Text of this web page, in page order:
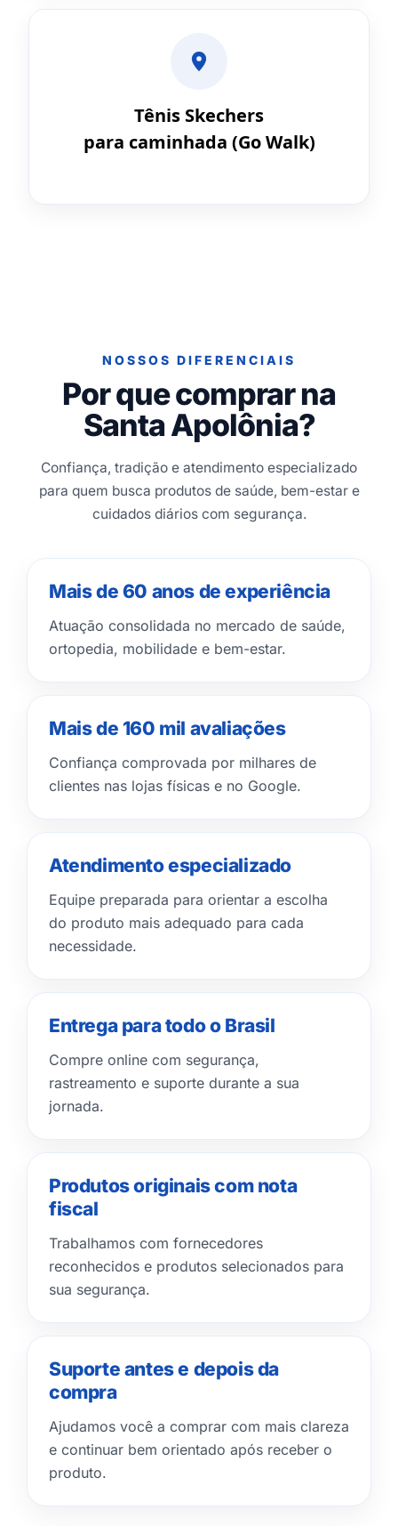
Tênis Skechers
para caminhada (Go Walk)
NOSSOS DIFERENCIAIS
Por que comprar na
Santa Apolônia?
Confiança, tradição e atendimento especializado
para quem busca produtos de saúde, bem-estar e
cuidados diários com segurança.
Mais de 60 anos de experiência
Atuação consolidada no mercado de saúde,
ortopedia, mobilidade e bem-estar.
Mais de 160 mil avaliações
Confiança comprovada por milhares de
clientes nas lojas físicas e no Google.
Atendimento especializado
Equipe preparada para orientar a escolha
do produto mais adequado para cada
necessidade.
Entrega para todo o Brasil
Compre online com segurança,
rastreamento e suporte durante a sua
jornada.
Produtos originais com nota
fiscal
Trabalhamos com fornecedores
reconhecidos e produtos selecionados para
sua segurança.
Suporte antes e depois da
compra
Ajudamos você a comprar com mais clareza
e continuar bem orientado após receber o
produto.